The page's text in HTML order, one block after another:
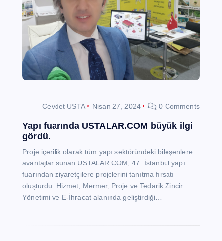
Cevdet USTA Nisan 27, 2024 0 Comments
Yapı fuarında USTALAR.COM büyük ilgi
gördü.
Proje içerilik olarak tüm yapı sektöründeki bileşenlere
avantajlar sunan USTALAR.COM, 47. İstanbul yapı
fuarından ziyaretçilere projelerini tanıtma fırsatı
oluşturdu. Hizmet, Mermer, Proje ve Tedarik Zincir
Yönetimi ve E-İhracat alanında geliştirdiği…